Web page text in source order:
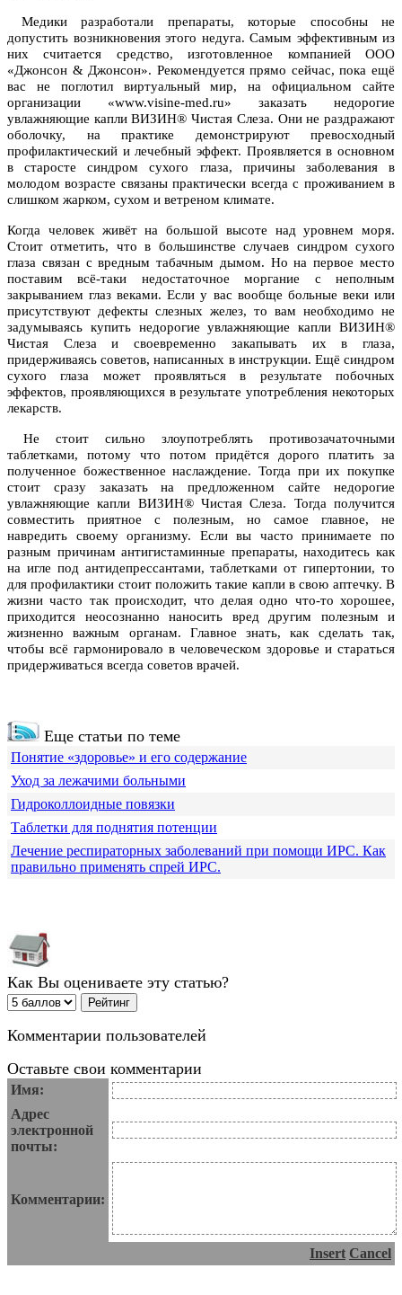
Медики разработали препараты, которые способны не
допустить возникновения этого недуга. Самым эффективным из
них считается средство, изготовленное компанией ООО
«Джонсон & Джонсон». Рекомендуется прямо сейчас, пока ещё
вас не поглотил виртуальный мир, на официальном сайте
организации «www.visine-med.ru» заказать недорогие
увлажняющие капли ВИЗИН® Чистая Слеза. Они не раздражают
оболочку, на практике демонстрируют превосходный
профилактический и лечебный эффект. Проявляется в основном
в старосте синдром сухого глаза, причины заболевания в
молодом возрасте связаны практически всегда с проживанием в
слишком жарком, сухом и ветреном климате.
Когда человек живёт на большой высоте над уровнем моря.
Стоит отметить, что в большинстве случаев синдром сухого
глаза связан с вредным табачным дымом. Но на первое место
поставим всё-таки недостаточное моргание с неполным
закрыванием глаз веками. Если у вас вообще больные веки или
присутствуют дефекты слезных желез, то вам необходимо не
задумываясь купить недорогие увлажняющие капли ВИЗИН®
Чистая Слеза и своевременно закапывать их в глаза,
придерживаясь советов, написанных в инструкции. Ещё синдром
сухого глаза может проявляться в результате побочных
эффектов, проявляющихся в результате употребления некоторых
лекарств.
Не стоит сильно злоупотреблять противозачаточными
таблетками, потому что потом придётся дорого платить за
полученное божественное наслаждение. Тогда при их покупке
стоит сразу заказать на предложенном сайте недорогие
увлажняющие капли ВИЗИН® Чистая Слеза. Тогда получится
совместить приятное с полезным, но самое главное, не
навредить своему организму. Если вы часто принимаете по
разным причинам антигистаминные препараты, находитесь как
на игле под антидепрессантами, таблетками от гипертонии, то
для профилактики стоит положить такие капли в свою аптечку. В
жизни часто так происходит, что делая одно что-то хорошее,
приходится неосознанно наносить вред другим полезным и
жизненно важным органам. Главное знать, как сделать так,
чтобы всё гармонировало в человеческом здоровье и стараться
придерживаться всегда советов врачей.
Еще статьи по теме
Понятие «здоровье» и его содержание
Уход за лежачими больными
Гидроколлоидные повязки
Таблетки для поднятия потенции
Лечение респираторных заболеваний при помощи ИРС. Как
правильно применять спрей ИРС.
Как Вы оцениваете эту статью?
Комментарии пользователей
Оставьте свои комментарии
Имя:
Адрес
электронной
почты:
Комментарии:
Insert Cancel